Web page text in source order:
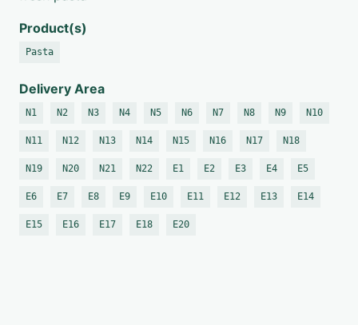
Product(s)
Pasta
Delivery Area
N1 N2 N3 N4 N5 N6 N7 N8 N9 N10
N11 N12 N13 N14 N15 N16 N17 N18
N19 N20 N21 N22 E1 E2 E3 E4 E5
E6 E7 E8 E9 E10 E11 E12 E13 E14
E15 E16 E17 E18 E20